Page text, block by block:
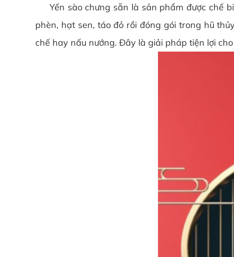
Yến sào chưng sẵn là sản phẩm được chế
phèn, hạt sen, táo đỏ rồi đóng gói trong hũ
chế hay nấu nướng. Đây là giải pháp tiện lợi